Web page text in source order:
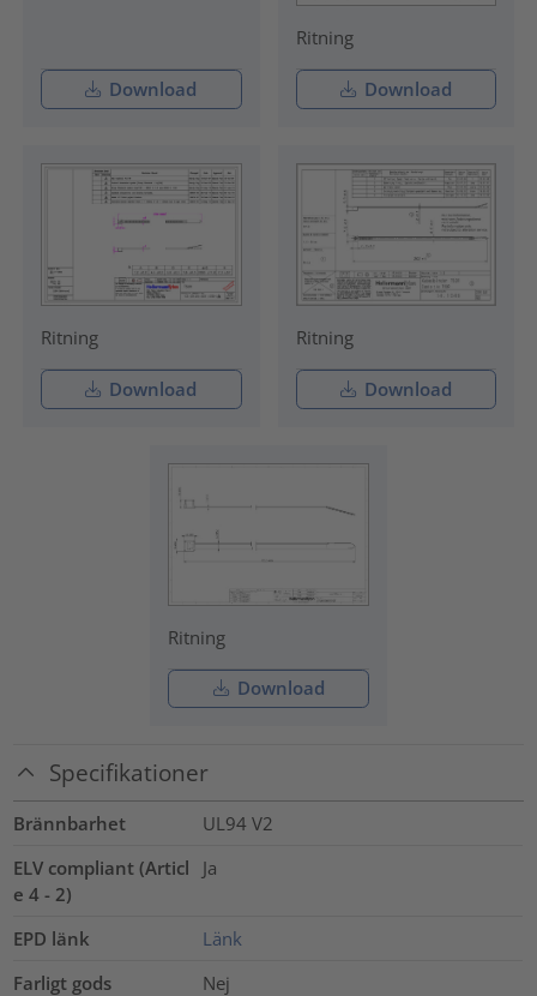
Download
Ritning
Download
Ritning
Download
Ritning
Download
Ritning
Download
Specifikationer
Brännbarhet
UL94 V2
ELV compliant (Articl
e 4 - 2)
Ja
EPD länk
Länk
Farligt gods
Nej